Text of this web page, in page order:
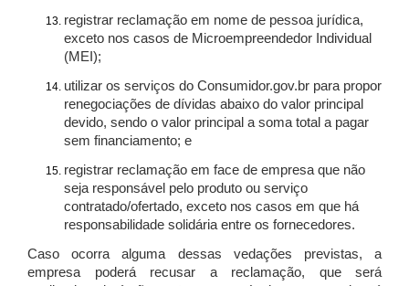
registrar reclamação em nome de pessoa jurídica,
exceto nos casos de Microempreendedor Individual
(MEI);
utilizar os serviços do Consumidor.gov.br para propor
renegociações de dívidas abaixo do valor principal
devido, sendo o valor principal a soma total a pagar
sem financiamento; e
registrar reclamação em face de empresa que não
seja responsável pelo produto ou serviço
contratado/ofertado, exceto nos casos em que há
responsabilidade solidária entre os fornecedores.
Caso ocorra alguma dessas vedações previstas, a
empresa poderá recusar a reclamação, que será